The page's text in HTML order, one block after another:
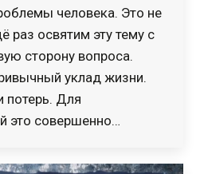
человека. Это не
раз освятим эту тему с
сторону вопроса.
уклад жизни.
потерь. Для
это совершенно…